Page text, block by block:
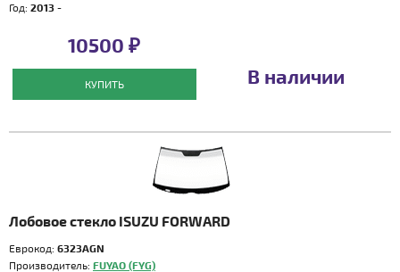
Год: 2013 -
10500 ₽
КУПИТЬ В наличии
Лобовое стекло ISUZU FORWARD
Еврокод: 6323AGN
Производитель: FUYAO (FYG)